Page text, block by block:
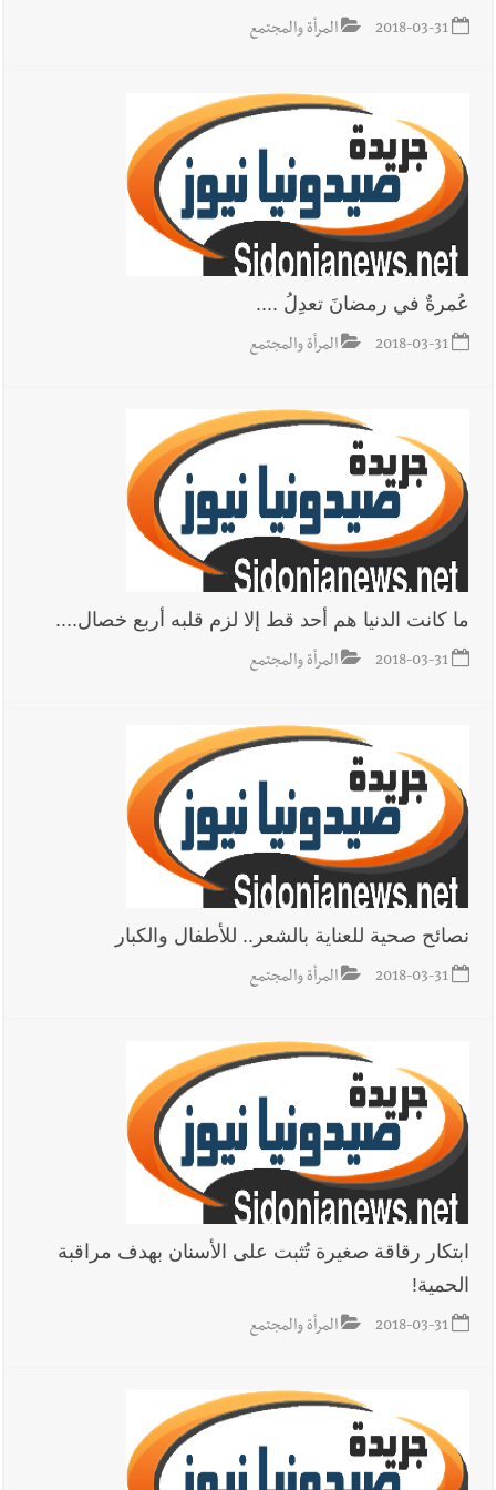
2018-03-31 المرأة والمجتمع
عُمرةٌ في رمضانَ تعدِلُ ....
2018-03-31 المرأة والمجتمع
ما كانت الدنيا هم أحد قط إلا لزم قلبه أربع خصال....
2018-03-31 المرأة والمجتمع
نصائح صحية للعناية بالشعر.. للأطفال والكبار
2018-03-31 المرأة والمجتمع
ابتكار رقاقة صغيرة تُثبت على الأسنان بهدف مراقبة
الحمية!
2018-03-31 المرأة والمجتمع